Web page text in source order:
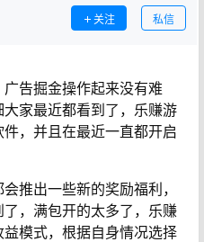
关注 私信
告掘金操作起来没有难
家最近都看到了，乐赚游
，并且在最近一直都开启
推出一些新的奖励福利，
，满包开的太多了，乐赚
模式，根据自身情况选择